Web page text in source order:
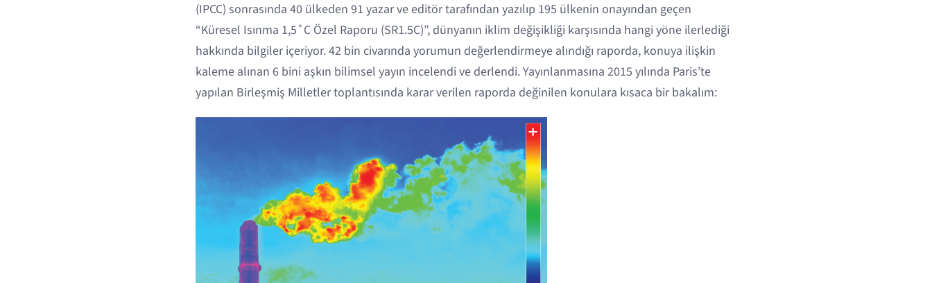
(IPCC) sonrasında 40 ülkeden 91 yazar ve editör tarafından yazılıp 195 ülkenin onayından geçen
“Küresel Isınma 1,5˚C Özel Raporu (SR1.5C)”, dünyanın iklim değişikliği karşısında hangi yöne ilerlediği
hakkında bilgiler içeriyor. 42 bin civarında yorumun değerlendirmeye alındığı raporda, konuya ilişkin
kaleme alınan 6 bini aşkın bilimsel yayın incelendi ve derlendi. Yayınlanmasına 2015 yılında Paris’te
yapılan Birleşmiş Milletler toplantısında karar verilen raporda değinilen konulara kısaca bir bakalım: